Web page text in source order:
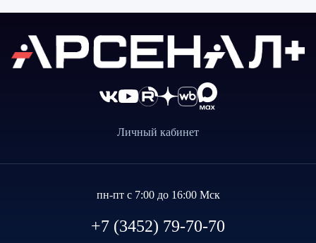
Личный кабинет
пн-пт с 7:00 до 16:00 Мск
+7 (3452) 79-70-70